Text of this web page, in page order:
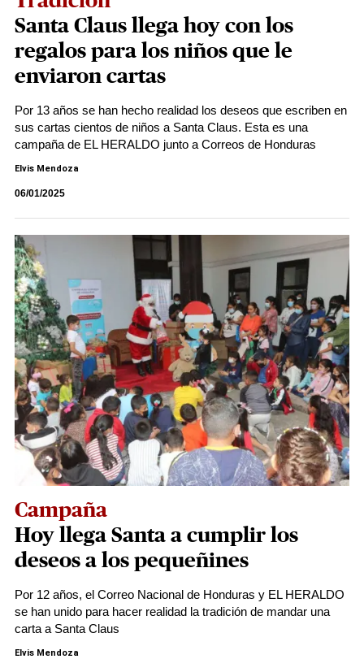
Santa Claus llega hoy con los
regalos para los niños que le
enviaron cartas
Por 13 años se han hecho realidad los deseos que escriben en
sus cartas cientos de niños a Santa Claus. Esta es una
campaña de EL HERALDO junto a Correos de Honduras
Elvis Mendoza
06/01/2025
Campaña
Hoy llega Santa a cumplir los
deseos a los pequeñines
Por 12 años, el Correo Nacional de Honduras y EL HERALDO
se han unido para hacer realidad la tradición de mandar una
carta a Santa Claus
Elvis Mendoza